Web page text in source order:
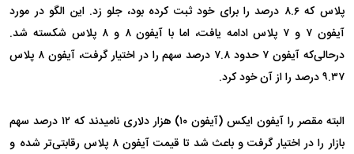
پلاس که ۸.۶ درصد را برای خود ثبت کرده بود، جلو زد. این الگو در مورد
آیفون ۷ و ۷ پلاس ادامه یافت، اما با آیفون ۸ و ۸ پلاس شکسته شد.
درحالی‌که آیفون ۷ حدود ۷.۸ درصد سهم را در اختیار گرفت، آیفون ۸ پلاس
۹.۳۷ درصد را از آن خود کرد.
البته مقصر را آیفون ایکس (آیفون ۱۰) هزار دلاری نامیدند که ۱۲ درصد سهم
بازار را در اختیار گرفت و باعث شد تا قیمت آیفون ۸ پلاس رقابتی‌تر شده و